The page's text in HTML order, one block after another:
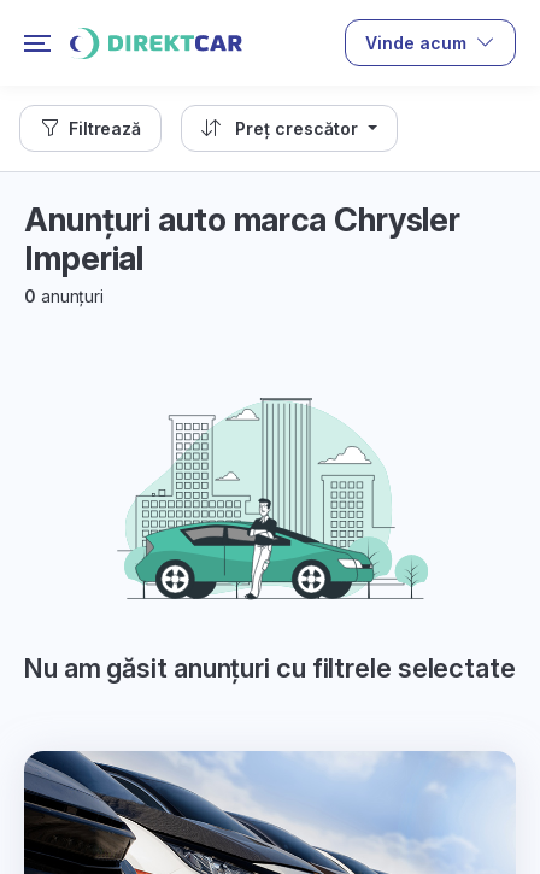
Vinde acum
Filtrează Preț crescător
Anunțuri auto marca Chrysler
Imperial
0 anunțuri
Nu am găsit anunțuri cu filtrele selectate